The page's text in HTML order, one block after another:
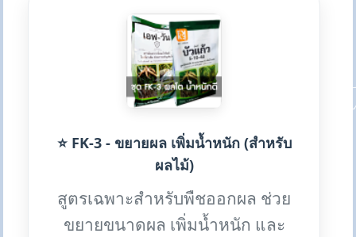
⭐ FK-3 - ขยายผล เพิ่มน้ำหนัก (สำหรับ
ผลไม้)
สูตรเฉพาะสำหรับพืชออกผล ช่วย
ขยายขนาดผล เพิ่มน้ำหนัก และ